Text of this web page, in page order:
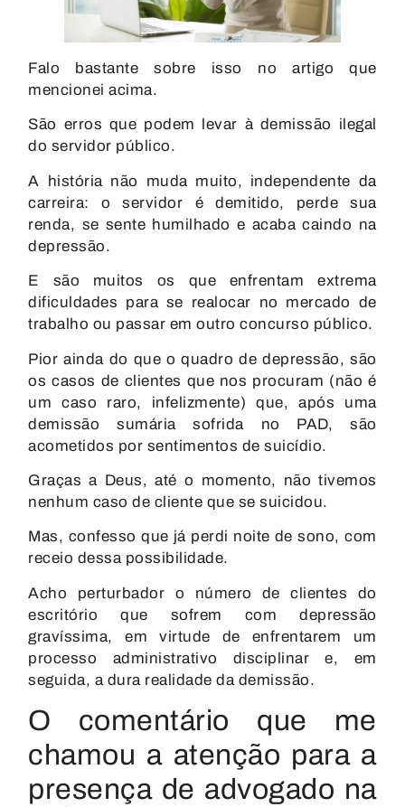
Falo bastante sobre isso no artigo que
mencionei acima.
São erros que podem levar à demissão ilegal
do servidor público.
A história não muda muito, independente da
carreira: o servidor é demitido, perde sua
renda, se sente humilhado e acaba caindo na
depressão.
E são muitos os que enfrentam extrema
dificuldades para se realocar no mercado de
trabalho ou passar em outro concurso público.
Pior ainda do que o quadro de depressão, são
os casos de clientes que nos procuram (não é
um caso raro, infelizmente) que, após uma
demissão sumária sofrida no PAD, são
acometidos por sentimentos de suicídio.
Graças a Deus, até o momento, não tivemos
nenhum caso de cliente que se suicidou.
Mas, confesso que já perdi noite de sono, com
receio dessa possibilidade.
Acho perturbador o número de clientes do
escritório que sofrem com depressão
gravíssima, em virtude de enfrentarem um
processo administrativo disciplinar e, em
seguida, a dura realidade da demissão.
O comentário que me
chamou a atenção para a
presença de advogado na